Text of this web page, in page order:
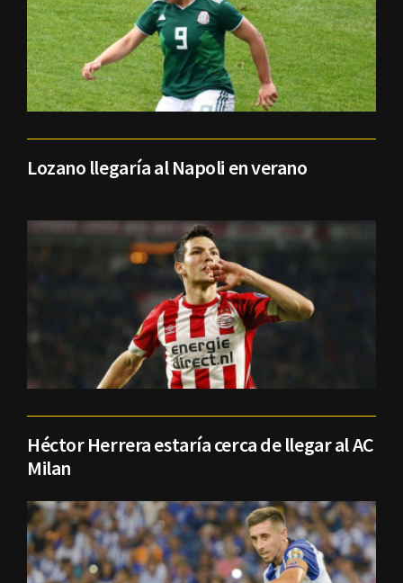
Lozano llegaría al Napoli en verano
Héctor Herrera estaría cerca de llegar al AC
Milan